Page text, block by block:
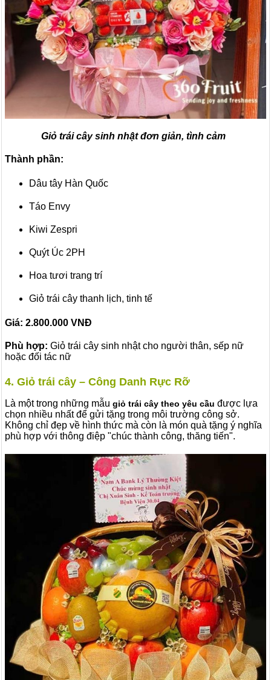
Giỏ trái cây sinh nhật đơn giản, tình cảm
Thành phần:
Dâu tây Hàn Quốc
Táo Envy
Kiwi Zespri
Quýt Úc 2PH
Hoa tươi trang trí
Giỏ trái cây thanh lịch, tinh tế
Giá: 2.800.000 VNĐ
Phù hợp: Giỏ trái cây sinh nhật cho người thân, sếp nữ
hoặc đối tác nữ
4. Giỏ trái cây – Công Danh Rực Rỡ
Là một trong những mẫu giỏ trái cây theo yêu cầu được lựa
chọn nhiều nhất để gửi tặng trong môi trường công sở.
Không chỉ đẹp về hình thức mà còn là món quà tặng ý nghĩa
phù hợp với thông điệp "chúc thành công, thăng tiến".